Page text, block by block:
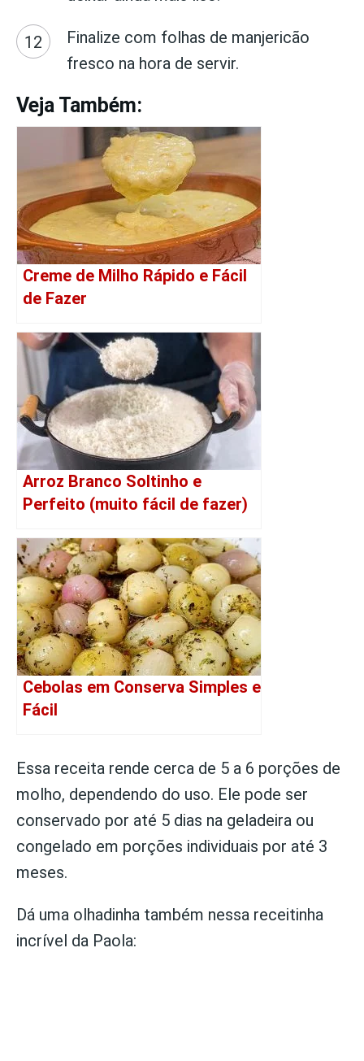
Finalize com folhas de manjericão
fresco na hora de servir.
Veja Também:
Creme de Milho Rápido e Fácil
de Fazer
Arroz Branco Soltinho e
Perfeito (muito fácil de fazer)
Cebolas em Conserva Simples e
Fácil
Essa receita rende cerca de 5 a 6 porções de
molho, dependendo do uso. Ele pode ser
conservado por até 5 dias na geladeira ou
congelado em porções individuais por até 3
meses.
Dá uma olhadinha também nessa receitinha
incrível da Paola: